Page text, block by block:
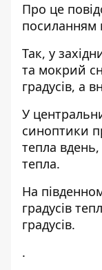
Про це
посиланням
Так, у
та мокрий
градусів, а
У
синоптики
тепла вдень,
тепла.
На
градусів
градусів.
.